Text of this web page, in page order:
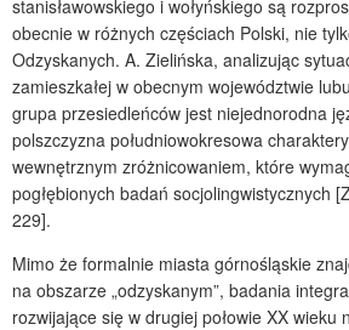
stanisławowskiego i wołyńskiego są
obecnie w różnych częściach Polski, nie
Odzyskanych. A. Zielińska, analizując
zamieszkałej w obecnym województwie
grupa przesiedleńców jest niejednorodna
polszczyzna południowokresowa
wewnętrznym zróżnicowaniem, które
pogłębionych badań socjolingwistycznych
229].
Mimo że formalnie miasta górnośląskie
na obszarze „odzyskanym”, badania
rozwijające się w drugiej połowie XX wieku